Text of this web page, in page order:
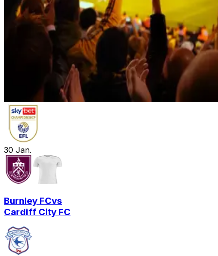
30 Jan.
Burnley FCvs
Cardiff City FC